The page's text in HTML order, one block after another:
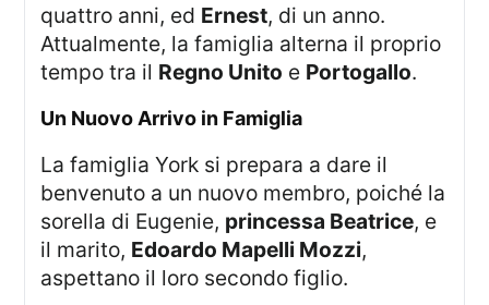
quattro anni, ed Ernest, di un anno.
Attualmente, la famiglia alterna il proprio
tempo tra il Regno Unito e Portogallo.
Un Nuovo Arrivo in Famiglia
La famiglia York si prepara a dare il
benvenuto a un nuovo membro, poiché la
sorella di Eugenie, princessa Beatrice, e
il marito, Edoardo Mapelli Mozzi,
aspettano il loro secondo figlio.